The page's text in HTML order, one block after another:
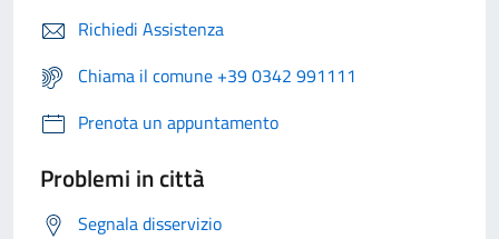
Richiedi Assistenza
Chiama il comune +39 0342 991111
Prenota un appuntamento
Problemi in città
Segnala disservizio